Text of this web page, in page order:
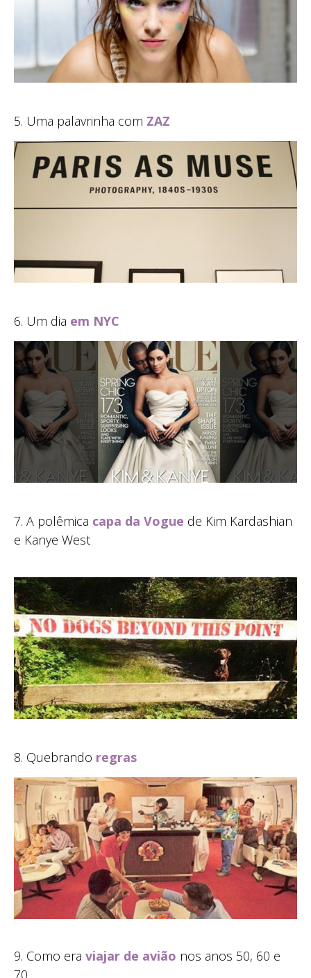
5. Uma palavrinha com ZAZ
6. Um dia em NYC
7. A polêmica capa da Vogue de Kim Kardashian
e Kanye West
8. Quebrando regras
9. Como era viajar de avião nos anos 50, 60 e
70